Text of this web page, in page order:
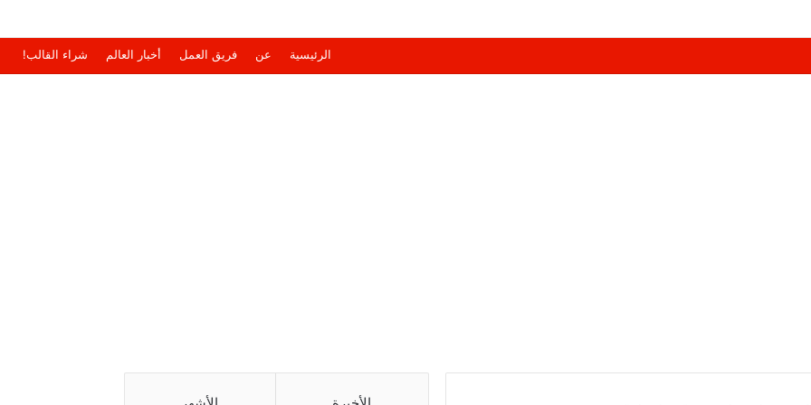
الرئيسية عن فريق العمل أخبار العالم شراء القالب!